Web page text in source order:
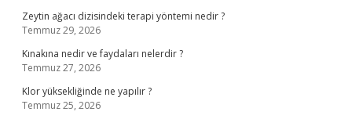
Zeytin ağacı dizisindeki terapi yöntemi nedir ?
Temmuz 29, 2026
Kınakına nedir ve faydaları nelerdir ?
Temmuz 27, 2026
Klor yüksekliğinde ne yapılır ?
Temmuz 25, 2026